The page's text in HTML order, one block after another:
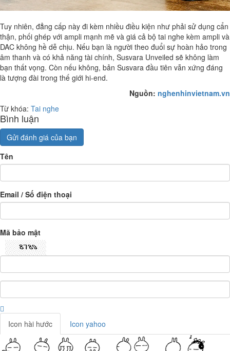
Tuy nhiên, đẳng cấp này đi kèm nhiều điều kiện như phải sử dụng cẩn
thận, phối ghép với ampli mạnh mẽ và giá cả bộ tai nghe kèm ampli và
DAC không hề dễ chịu. Nếu bạn là người theo đuổi sự hoàn hảo trong
âm thanh và có khả năng tài chính, Susvara Unveiled sẽ không làm
bạn thất vọng. Còn nếu không, bản Susvara đầu tiên vẫn xứng đáng
là tượng đài trong thế giới hi-end.
Nguồn: nghenhinvietnam.vn
Từ khóa: Tai nghe
Bình luận
Gửi đánh giá của bạn
Tên
Email / Số điện thoại
Mã bảo mật
Icon hài hước Icon yahoo